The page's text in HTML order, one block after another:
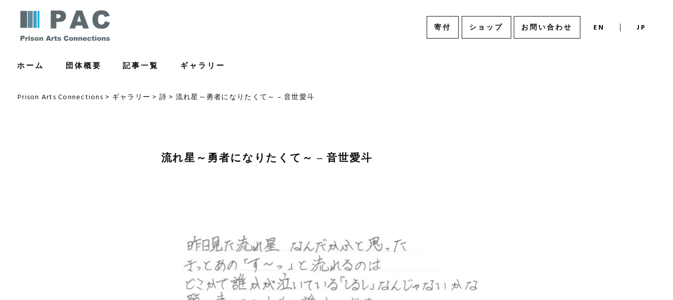
寄付 ショップ お問い合わせ
ホーム 団体概要 記事一覧 ギャラリー
Prison Arts Connections > ギャラリー > 詩 > 流れ星～勇者になりたくて～ – 音世愛斗
流れ星～勇者になりたくて～ – 音世愛斗